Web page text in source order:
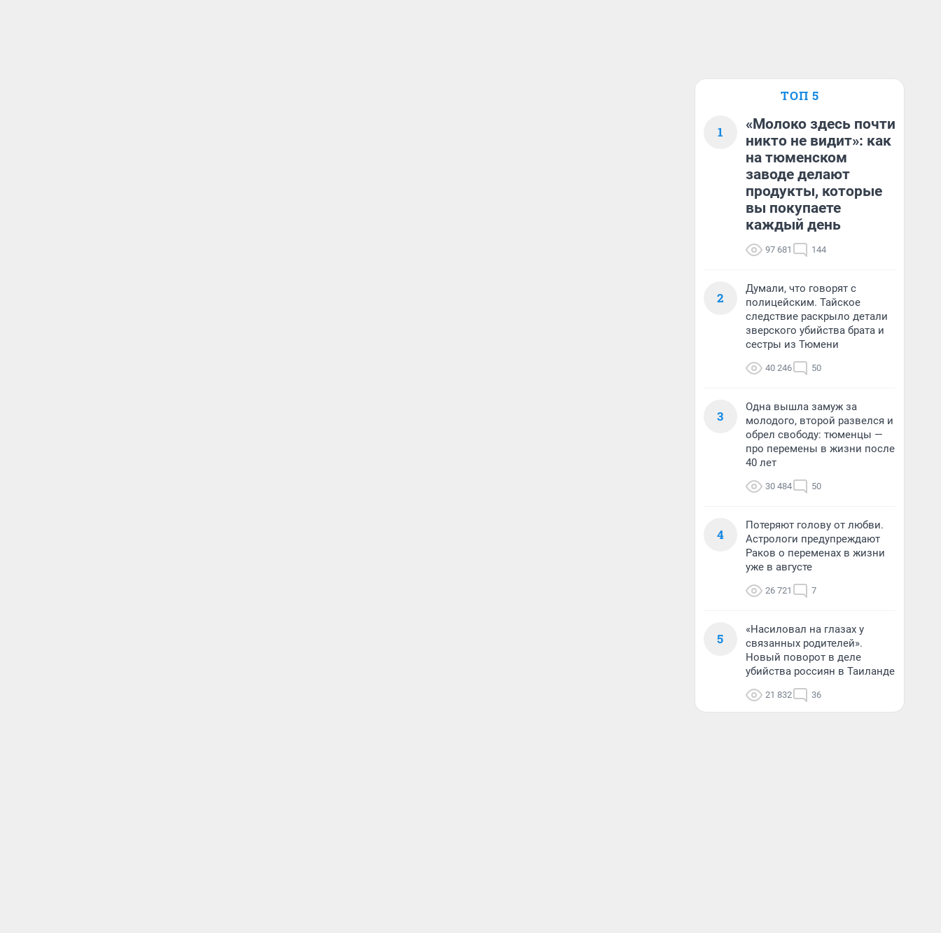
ТОП 5
1
«Молоко здесь почти
никто не видит»: как
на тюменском
заводе делают
продукты, которые
вы покупаете
каждый день
97 681 144
2
Думали, что говорят с
полицейским. Тайское
следствие раскрыло детали
зверского убийства брата и
сестры из Тюмени
40 246 50
3
Одна вышла замуж за
молодого, второй развелся и
обрел свободу: тюменцы —
про перемены в жизни после
40 лет
30 484 50
4
Потеряют голову от любви.
Астрологи предупреждают
Раков о переменах в жизни
уже в августе
26 721 7
5
«Насиловал на глазах у
связанных родителей».
Новый поворот в деле
убийства россиян в Таиланде
21 832 36